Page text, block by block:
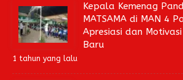
Kepala Kemenag
MATSAMA di MAN 4
Apresiasi dan
Baru
1 tahun yang lalu